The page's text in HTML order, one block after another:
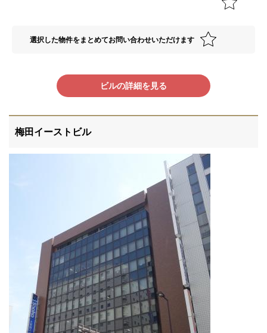
選択した物件をまとめてお問い合わせいただけます
ビルの詳細を見る
梅田イーストビル